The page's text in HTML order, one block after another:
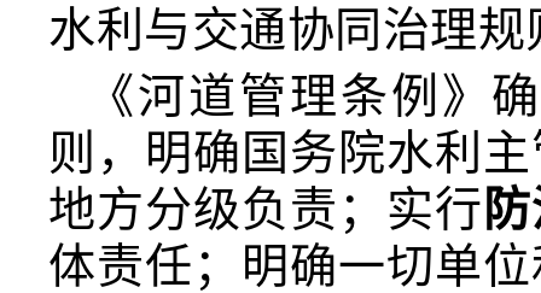
水利与交通协同治理规
《河道管理条例》
则，明确国务院水利
地方分级负责；实行
体责任；明确一切单